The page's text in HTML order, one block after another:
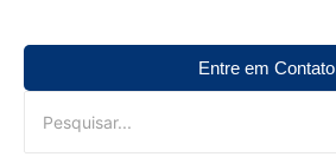
Entre em Contato